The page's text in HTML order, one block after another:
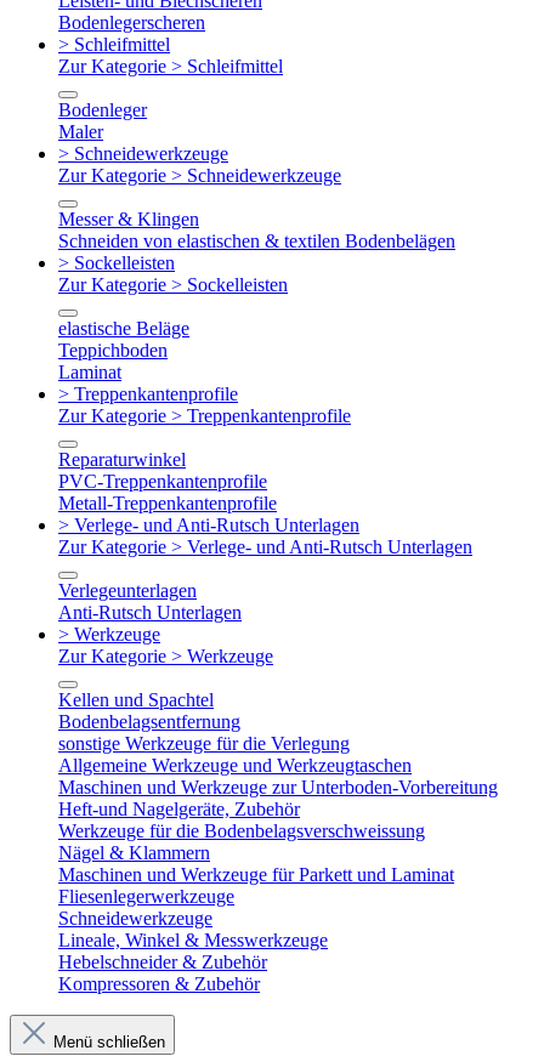
Bodenlegerscheren
> Schleifmittel
Zur Kategorie > Schleifmittel
Bodenleger
Maler
> Schneidewerkzeuge
Zur Kategorie > Schneidewerkzeuge
Messer & Klingen
Schneiden von elastischen & textilen Bodenbelägen
> Sockelleisten
Zur Kategorie > Sockelleisten
elastische Beläge
Teppichboden
Laminat
> Treppenkantenprofile
Zur Kategorie > Treppenkantenprofile
Reparaturwinkel
PVC-Treppenkantenprofile
Metall-Treppenkantenprofile
> Verlege- und Anti-Rutsch Unterlagen
Zur Kategorie > Verlege- und Anti-Rutsch Unterlagen
Verlegeunterlagen
Anti-Rutsch Unterlagen
> Werkzeuge
Zur Kategorie > Werkzeuge
Kellen und Spachtel
Bodenbelagsentfernung
sonstige Werkzeuge für die Verlegung
Allgemeine Werkzeuge und Werkzeugtaschen
Maschinen und Werkzeuge zur Unterboden-Vorbereitung
Heft-und Nagelgeräte, Zubehör
Werkzeuge für die Bodenbelagsverschweissung
Nägel & Klammern
Maschinen und Werkzeuge für Parkett und Laminat
Fliesenlegerwerkzeuge
Schneidewerkzeuge
Lineale, Winkel & Messwerkzeuge
Hebelschneider & Zubehör
Kompressoren & Zubehör
Menü schließen